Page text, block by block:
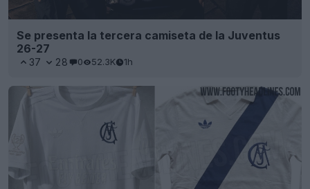
Se presenta la tercera camiseta de la Juventus
26-27
37 28 0 52.3K 1h